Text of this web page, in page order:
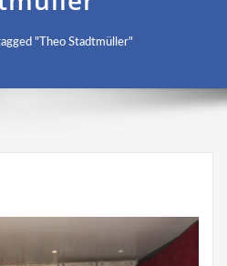
"Theo Stadtmüller"